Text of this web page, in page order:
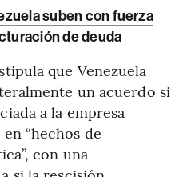
suben con fuerza
de deuda
que Venezuela
un acuerdo si
a la empresa
“hechos de
con una